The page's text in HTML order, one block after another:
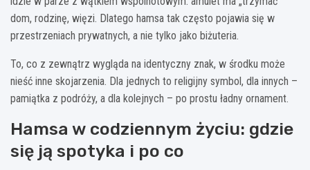
dom, rodzinę, więzi. Dlatego hamsa tak często pojawia się w
przestrzeniach prywatnych, a nie tylko jako biżuteria.
To, co z zewnątrz wygląda na identyczny znak, w środku może
nieść inne skojarzenia. Dla jednych to religijny symbol, dla innych –
pamiątka z podróży, a dla kolejnych – po prostu ładny ornament.
Hamsa w codziennym życiu: gdzie
się ją spotyka i po co